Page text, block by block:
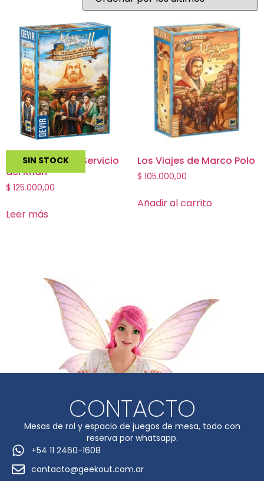
SIN STOCK
Marco Polo 2 Al Servicio
del Khan
$ 125.000,00
Leer más
Los Viajes de Marco Polo
$ 105.000,00
Añadir al carrito
CONTACTO
Mesas de rol y espacio de juegos de mesa, todo con
reserva por whatsapp.
+54 11 2460-1608
contacto@geekout.com.ar